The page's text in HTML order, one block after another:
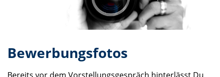
Bewerbungsfotos